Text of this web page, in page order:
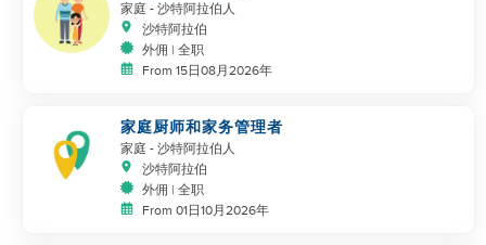
家庭 - 沙特阿拉伯人
沙特阿拉伯
外佣 | 全职
From 15日08月2026年
家庭厨师和家务管理者
家庭 - 沙特阿拉伯人
沙特阿拉伯
外佣 | 全职
From 01日10月2026年